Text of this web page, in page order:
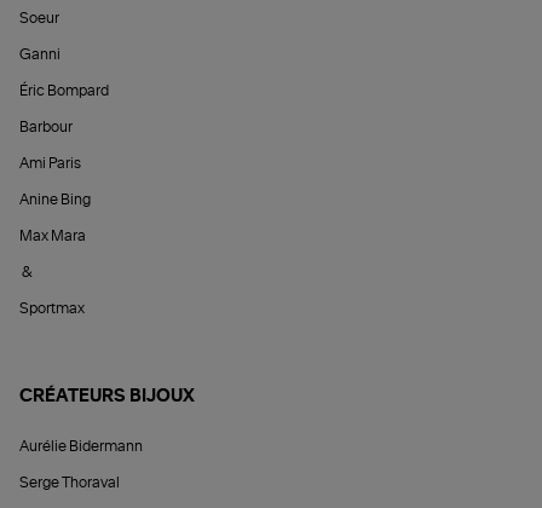
Soeur
Ganni
Éric Bompard
Barbour
Ami Paris
Anine Bing
Max Mara
&
Sportmax
CRÉATEURS BIJOUX
Aurélie Bidermann
Serge Thoraval